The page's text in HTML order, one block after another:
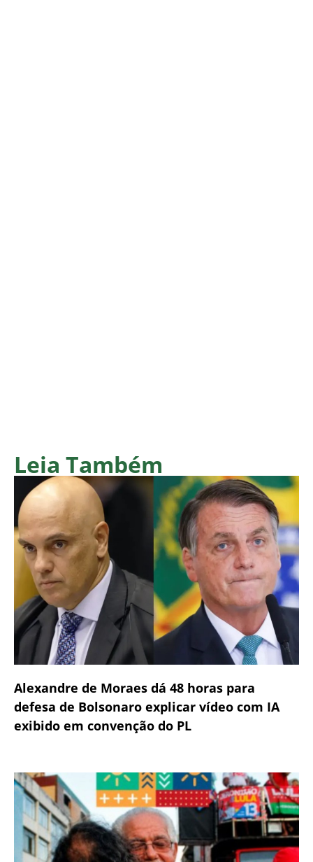
Leia Também
Alexandre de Moraes dá 48 horas para
defesa de Bolsonaro explicar vídeo com IA
exibido em convenção do PL